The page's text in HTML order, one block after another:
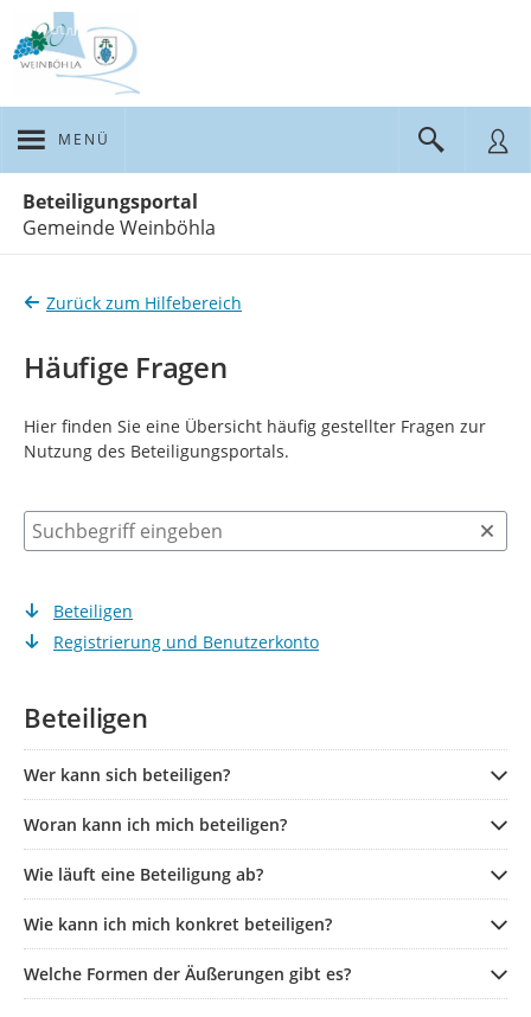
MENÜ
Beteiligungsportal
Gemeinde Weinböhla
Zurück zum Hilfebereich
Häufige Fragen
Hier finden Sie eine Übersicht häufig gestellter Fragen zur
Nutzung des Beteiligungsportals.
Suchbegriff eingeben
Beteiligen
Registrierung und Benutzerkonto
Beteiligen
Wer kann sich beteiligen?
Woran kann ich mich beteiligen?
Wie läuft eine Beteiligung ab?
Wie kann ich mich konkret beteiligen?
Welche Formen der Äußerungen gibt es?